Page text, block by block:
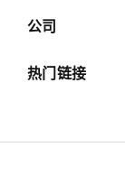
公司
热门链接